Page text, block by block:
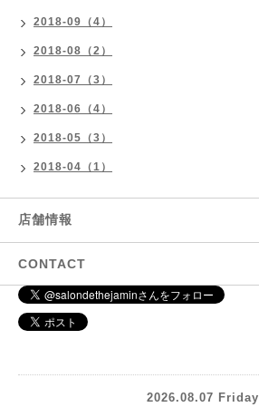
2018-09（4）
2018-08（2）
2018-07（3）
2018-06（4）
2018-05（3）
2018-04（1）
店舗情報
CONTACT
2026.08.07 Friday